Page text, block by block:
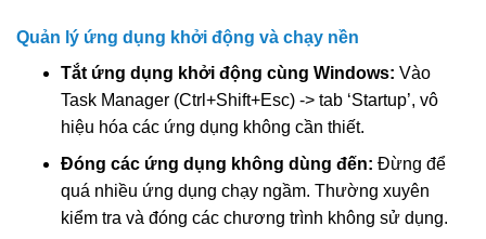
Quản lý ứng dụng khởi động và chạy nền
Tắt ứng dụng khởi động cùng Windows: Vào
Task Manager (Ctrl+Shift+Esc) -> tab ‘Startup’, vô
hiệu hóa các ứng dụng không cần thiết.
Đóng các ứng dụng không dùng đến: Đừng để
quá nhiều ứng dụng chạy ngầm. Thường xuyên
kiểm tra và đóng các chương trình không sử dụng.